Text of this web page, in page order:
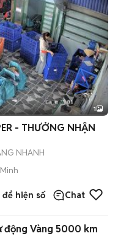
1
- THƯỞNG NHẬN
NHANH
để hiện số Chat
động Vàng 5000 km